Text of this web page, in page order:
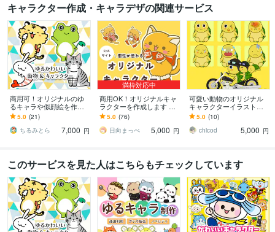
キャラクター作成・キャラデザの関連サービス
商用可！オリジナルのゆ
るキャラや似顔絵を作成
します ゆるい・かわい
い・脱力・シンプル！キ
ャラデザも大歓迎です！
5.0 (21)
ちるみとら
7,000 円
満枠対応中
商用OK！オリジナルキャ
ラクターを作成します コ
ンテスト受賞歴あり！親
しみやすいキャラクター
お任せ下さい
5.0 (76)
日向まっぺ
5,000 円
可愛い動物のオリジナル
キャラクターイラスト描
きます シンプルでくっき
りした動物の企業・ブラ
ンドキャラはお任せを！
5.0 (10)
chicod
5,000 円
このサービスを見た人はこちらもチェックしています